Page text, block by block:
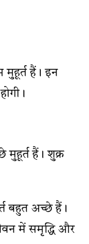
मुहूर्त हैं। इन
मुहूर्त हैं। शुक्र
बहुत अच्छे हैं।
में समृद्धि और